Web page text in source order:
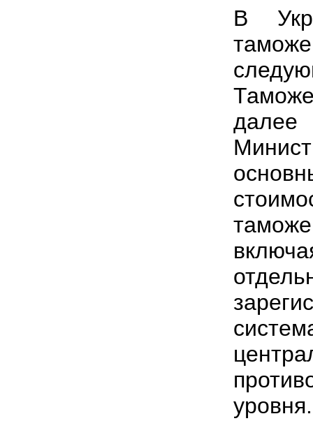
В
уровня.